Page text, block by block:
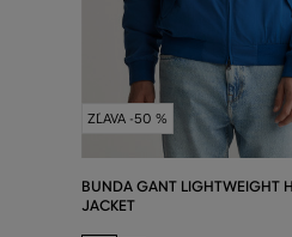
ZĽAVA -50 %
BUNDA GANT LIGHTWEIGHT
JACKET